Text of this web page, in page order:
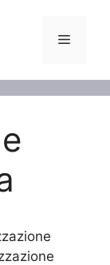
Menu